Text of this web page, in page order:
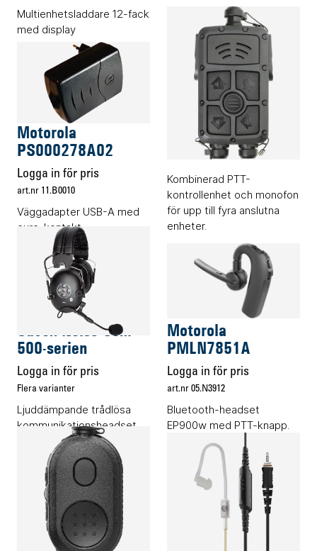
Multienhetsladdare 12-fack
med display
multienhetsladdare
Energitillbehör
Motorola
PS000278A02
Logga in för pris
art.nr 11.B0010
Väggadapter USB-A med
euro-kontakt
Audiotillbehör
Savox TRICS C4
Endast offert
Kombinerad PTT-
kontrollenhet och monofon
för upp till fyra anslutna
enheter.
Audiotillbehör
Savox Noise-Com
500-serien
Logga in för pris
Flera varianter
Ljuddämpande trådlösa
kommunikationsheadset.
Motorola
PMLN7851A
Logga in för pris
art.nr 05.N3912
Bluetooth-headset
EP900w med PTT-knapp.
Inkl. kabel micro-USB
Audiotillbehör
Motorola
Audiotillbehör